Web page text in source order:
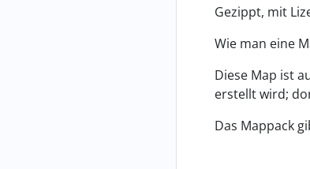
Gezippt, mit
Wie man eine
Diese Map ist
erstellt wird;
Das Mappack